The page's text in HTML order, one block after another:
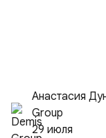
Анастасия
Group
29 июля